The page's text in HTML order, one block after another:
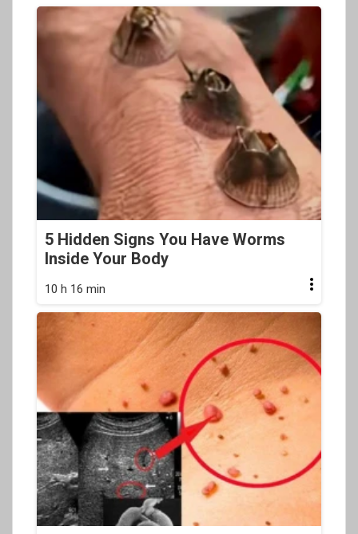
5 Hidden Signs You Have Worms
Inside Your Body
10 h 16 min